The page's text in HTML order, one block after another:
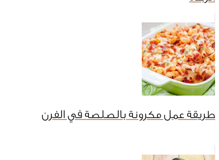
طريقة عمل مكرونة بالصلصة في الفرن